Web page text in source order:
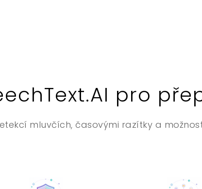
pro
mluvčích, časovými razítky a